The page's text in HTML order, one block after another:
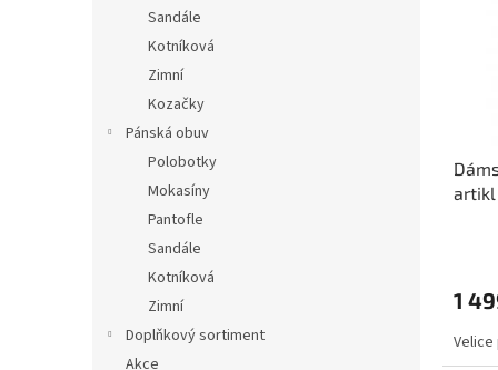
Sandále
Kotníková
Zimní
Kozačky
Pánská obuv
Polobotky
Mokasíny
Pantofle
Sandále
Kotníková
Zimní
Doplňkový sortiment
Akce
artikl
1
Velice